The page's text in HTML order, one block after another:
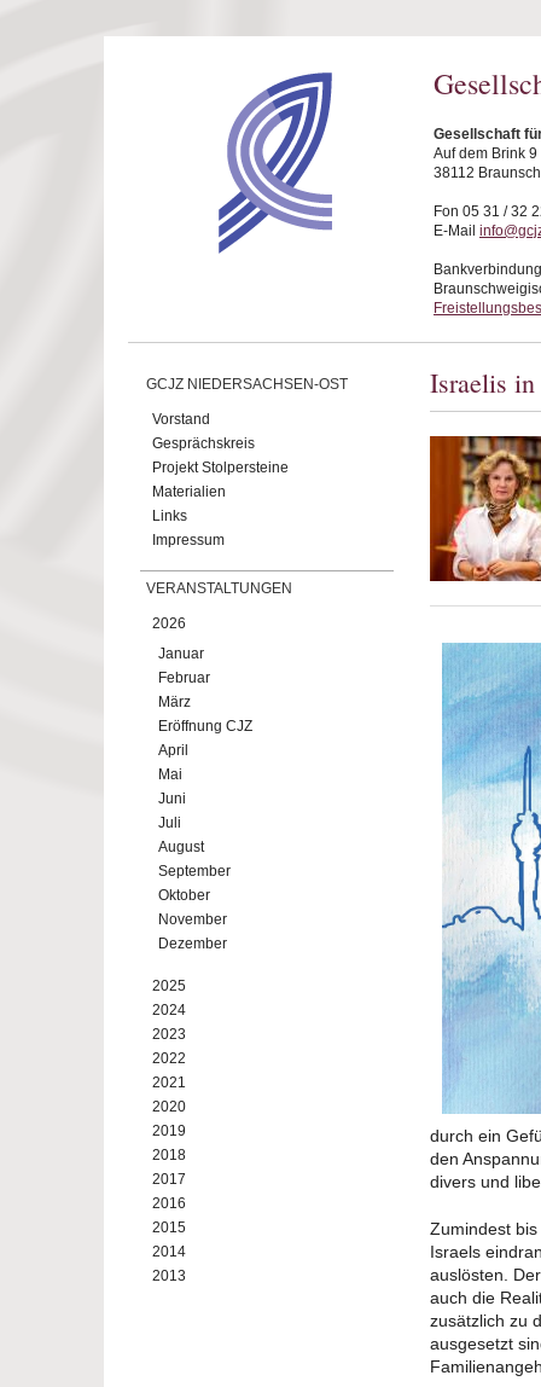
Gesellschaft
Auf dem Brink 9
38112
Fon 05 31 / 32
E-Mail
GCJZ NIEDERSACHSEN-OST
Vorstand
Gesprächskreis
Projekt Stolpersteine
Materialien
Links
Impressum
VERANSTALTUNGEN
2026
Januar
Februar
März
Eröffnung CJZ
April
Mai
Juni
Juli
August
September
Oktober
November
Dezember
2025
2024
2023
2022
2021
2020
2019
2018
2017
2016
2015
2014
2013
Israelis
durch ein
den
divers und
Zumindest
Israels
auslösten.
auch die
zusätzlich zu
ausgesetzt